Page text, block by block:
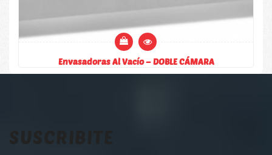
Envasadoras Al Vacío – DOBLE CÁMARA